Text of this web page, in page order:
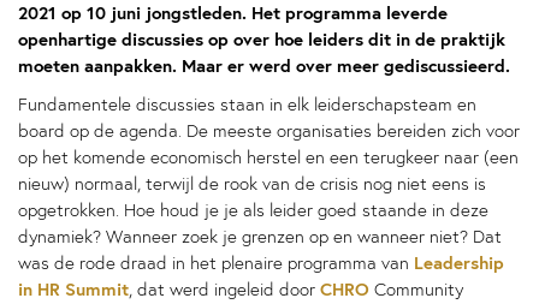
2021 op 10 juni jongstleden. Het programma leverde
openhartige discussies op over hoe leiders dit in de praktijk
moeten aanpakken. Maar er werd over meer gediscussieerd.
Fundamentele discussies staan in elk leiderschapsteam en
board op de agenda. De meeste organisaties bereiden zich voor
op het komende economisch herstel en een terugkeer naar (een
nieuw) normaal, terwijl de rook van de crisis nog niet eens is
opgetrokken. Hoe houd je je als leider goed staande in deze
dynamiek? Wanneer zoek je grenzen op en wanneer niet? Dat
was de rode draad in het plenaire programma van Leadership
in HR Summit, dat werd ingeleid door CHRO Community